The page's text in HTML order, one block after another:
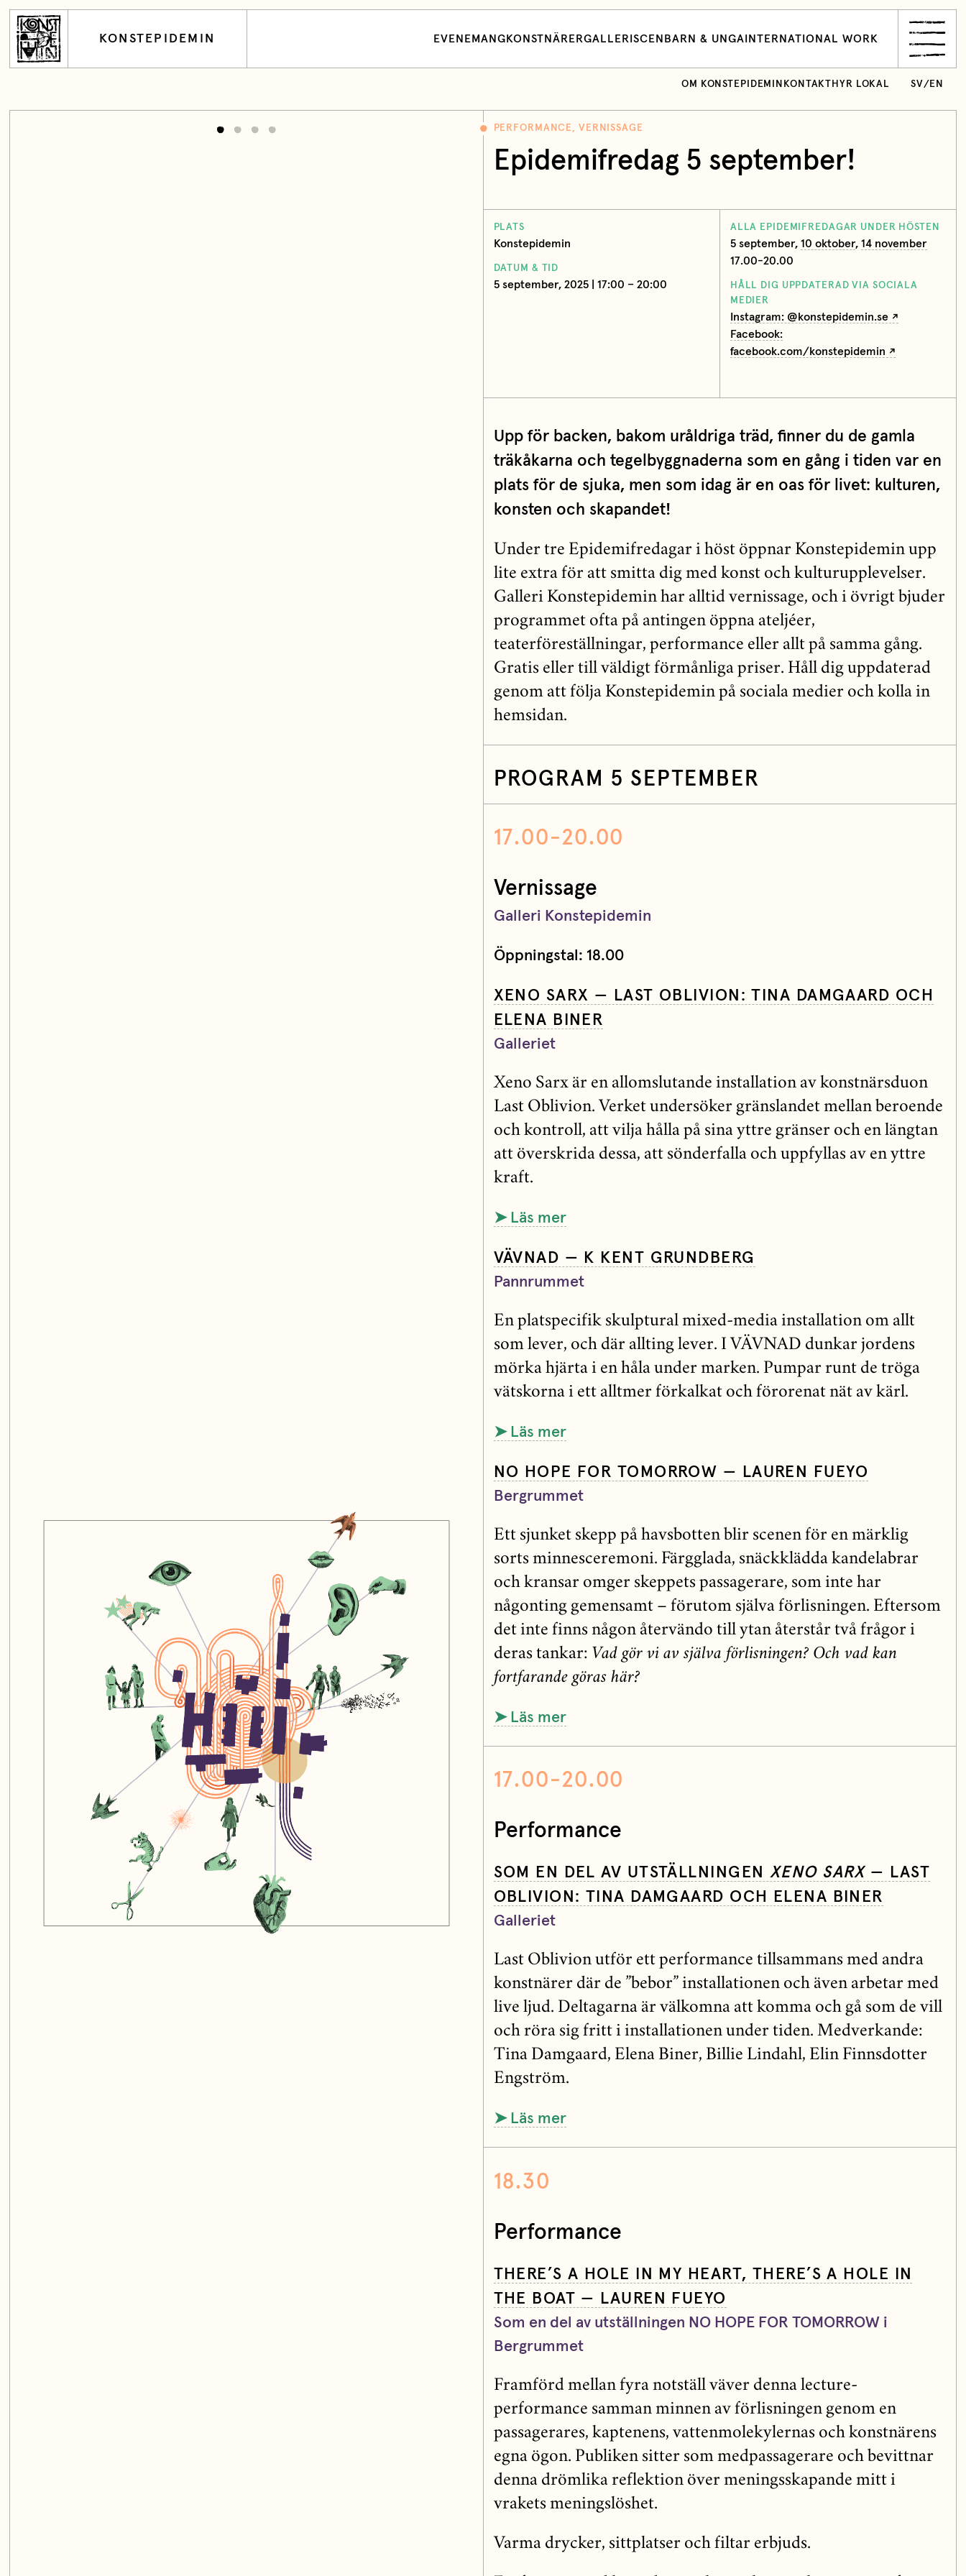
KONSTEPIDEMIN EVENEMANG KONSTNÄRERGALLERI SCEN BARN & UNGA INTERNATIONAL WORK
OM KONSTEPIDEMIN KONTAKT HYR LOKAL SV/ EN
PERFORMANCE, VERNISSAGE
Epidemifredag 5 september!
PLATS
Konstepidemin
DATUM & TID
5 september, 2025 | 17:00 – 20:00
ALLA EPIDEMIFREDAGAR UNDER HÖSTEN
5 september, 10 oktober, 14 november
17.00-20.00
HÅLL DIG UPPDATERAD VIA SOCIALA
MEDIER
Instagram: @konstepidemin.se
Facebook:
facebook.com/konstepidemin
Upp för backen, bakom uråldriga träd, finner du de gamla
träkåkarna och tegelbyggnaderna som en gång i tiden var en
plats för de sjuka, men som idag är en oas för livet: kulturen,
konsten och skapandet!
Under tre Epidemifredagar i höst öppnar Konstepidemin upp
lite extra för att smitta dig med konst och kulturupplevelser.
Galleri Konstepidemin har alltid vernissage, och i övrigt bjuder
programmet ofta på antingen öppna ateljéer,
teaterföreställningar, performance eller allt på samma gång.
Gratis eller till väldigt förmånliga priser. Håll dig uppdaterad
genom att följa Konstepidemin på sociala medier och kolla in
hemsidan.
PROGRAM 5 SEPTEMBER
17.00-20.00
Vernissage
Galleri Konstepidemin
Öppningstal: 18.00
XENO SARX — LAST OBLIVION: TINA DAMGAARD OCH
ELENA BINER
Galleriet
Xeno Sarx är en allomslutande installation av konstnärsduon
Last Oblivion. Verket undersöker gränslandet mellan beroende
och kontroll, att vilja hålla på sina yttre gränser och en längtan
att överskrida dessa, att sönderfalla och uppfyllas av en yttre
kraft.
➤ Läs mer
VÄVNAD — K KENT GRUNDBERG
Pannrummet
En platspecifik skulptural mixed-media installation om allt
som lever, och där allting lever. I VÄVNAD dunkar jordens
mörka hjärta i en håla under marken. Pumpar runt de tröga
vätskorna i ett alltmer förkalkat och förorenat nät av kärl.
➤ Läs mer
NO HOPE FOR TOMORROW — LAUREN FUEYO
Bergrummet
Ett sjunket skepp på havsbotten blir scenen för en märklig
sorts minnesceremoni. Färgglada, snäckklädda kandelabrar
och kransar omger skeppets passagerare, som inte har
någonting gemensamt – förutom själva förlisningen. Eftersom
det inte finns någon återvändo till ytan återstår två frågor i
deras tankar: Vad gör vi av själva förlisningen? Och vad kan
fortfarande göras här?
➤ Läs mer
17.00-20.00
Performance
SOM EN DEL AV UTSTÄLLNINGEN XENO SARX— LAST
OBLIVION: TINA DAMGAARD OCH ELENA BINER
Galleriet
Last Oblivion utför ett performance tillsammans med andra
konstnärer där de ”bebor” installationen och även arbetar med
live ljud. Deltagarna är välkomna att komma och gå som de vill
och röra sig fritt i installationen under tiden. Medverkande:
Tina Damgaard, Elena Biner, Billie Lindahl, Elin Finnsdotter
Engström.
➤ Läs mer
18.30
Performance
THERE’S A HOLE IN MY HEART, THERE’S A HOLE IN
THE BOAT — LAUREN FUEYO
Som en del av utställningen NO HOPE FOR TOMORROW i
Bergrummet
Framförd mellan fyra notställ väver denna lecture-
performance samman minnen av förlisningen genom en
passagerares, kaptenens, vattenmolekylernas och konstnärens
egna ögon. Publiken sitter som medpassagerare och bevittnar
denna drömlika reflektion över meningsskapande mitt i
vrakets meningslöshet.
Varma drycker, sittplatser och filtar erbjuds.